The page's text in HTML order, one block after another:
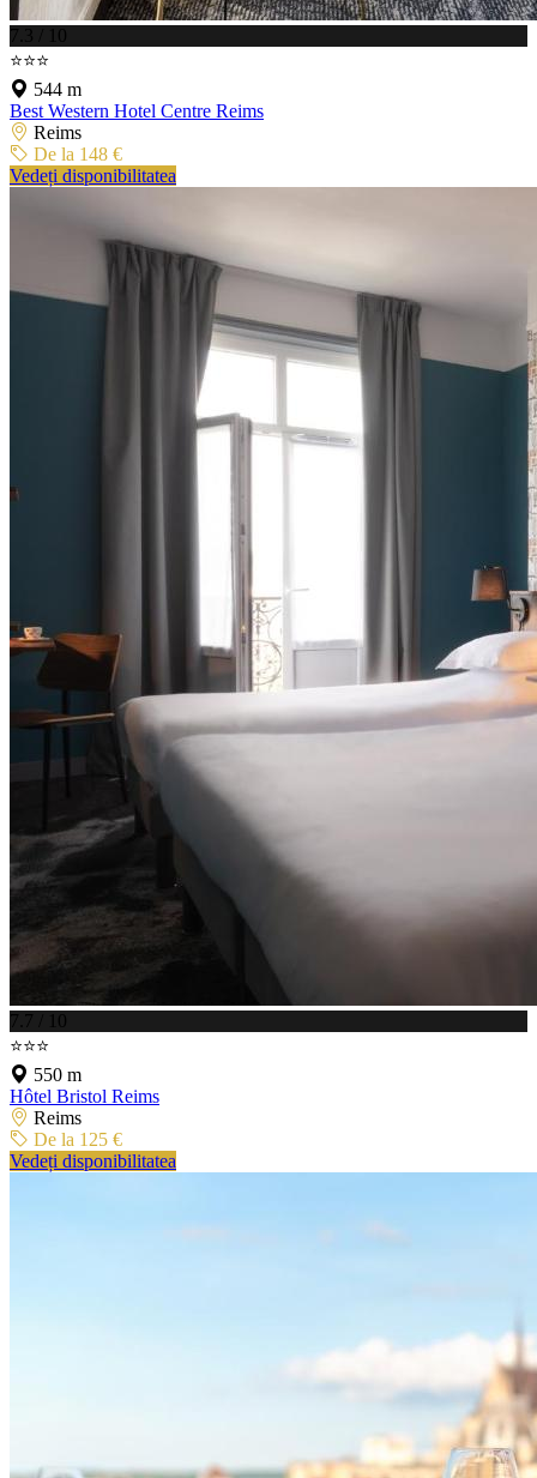
7.3 / 10
⭐⭐⭐
544 m
Best Western Hotel Centre Reims
Reims
De la 148 €
Vedeți disponibilitatea
7.7 / 10
⭐⭐⭐
550 m
Hôtel Bristol Reims
Reims
De la 125 €
Vedeți disponibilitatea